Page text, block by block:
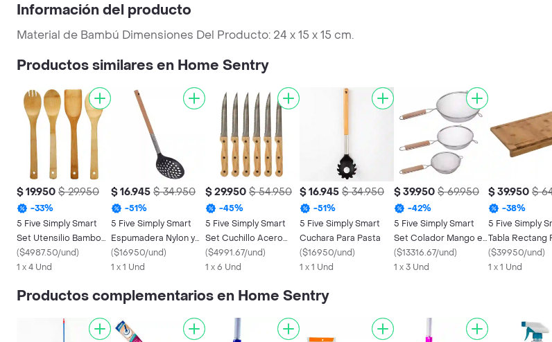
Información del producto
Material de Bambú Dimensiones Del Producto: 24 x 15 x 15 cm.
Productos similares en Home Sentry
$ 19.950 $ 29.950
-33%
5 Five Simply Smart
Set Utensilio Bamboo
120058
($4987.50/und)
1 x 4 Und
$ 16.945 $ 34.950
-51%
5 Five Simply Smart
Espumadera Nylon y
Bamboo Woody
151385
($16950/und)
1 x 1 Und
$ 29.950 $ 54.950
-45%
5 Five Simply Smart
Set Cuchillo Acero
Inox Mango de Madera
($4991.67/und)
1 x 6 Und
$ 16.945 $ 34.950
-51%
5 Five Simply Smart
Cuchara Para Pasta
($16950/und)
1 x 1 Und
$ 39.950 $ 69.950
-42%
5 Five Simply Smart
Set Colador Mango en
Madera 103502
($13316.67/und)
1 x 3 Und
$ 39.950 $
-38%
5 Five Simply
Tabla Rectang
Cortar
($39950/und)
1 x 1 Und
Productos complementarios en Home Sentry